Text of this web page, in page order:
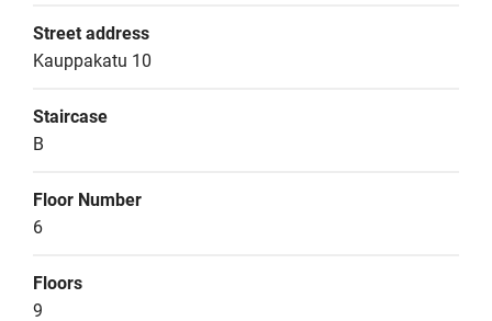
Street address
Kauppakatu 10
Staircase
B
Floor Number
6
Floors
9